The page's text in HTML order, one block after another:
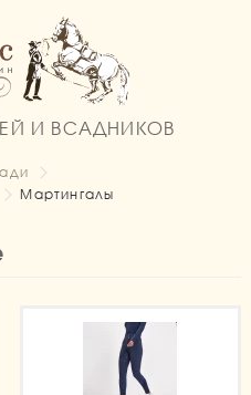
И ВСАДНИКОВ
Мартингалы